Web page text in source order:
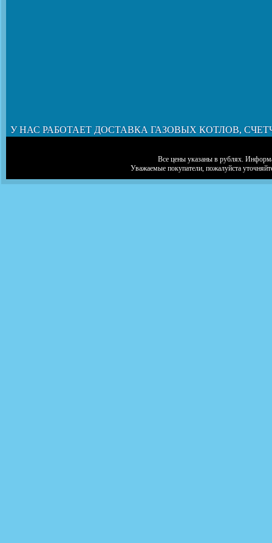
У НАС РАБОТАЕТ ДОСТАВКА ГАЗОВЫХ КОТЛОВ,
Все цены указаны в рублях.
Уважаемые покупатели, пожалуйста